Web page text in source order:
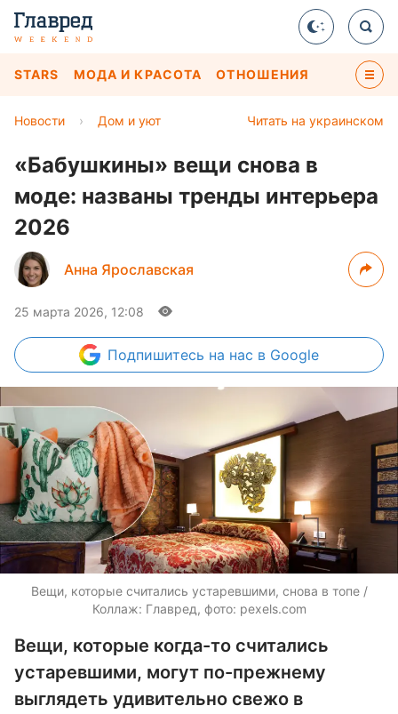
STARS МОДА И КРАСОТА ОТНОШЕНИЯ
Читать на украинском
Новости › Дом и уют
«Бабушкины» вещи снова в
моде: названы тренды интерьера
2026
Анна Ярославская
25 марта 2026, 12:08
Подпишитесь на нас в Google
Вещи, которые считались устаревшими, снова в топе /
Коллаж: Главред, фото: pexels.com
Вещи, которые когда-то считались
устаревшими, могут по-прежнему
выглядеть удивительно свежо в